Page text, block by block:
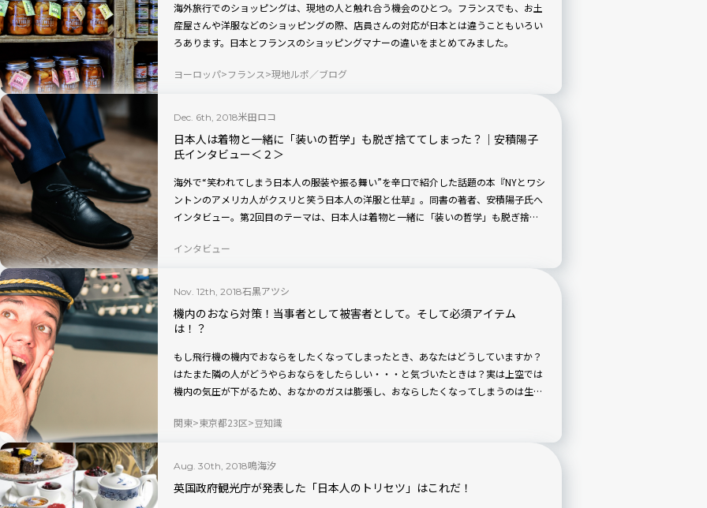
海外旅行でのショッピングは、現地の人と触れ合う機会のひとつ。フランスでも、お土
産屋さんや洋服などのショッピングの際、店員さんの対応が日本とは違うこともいろい
ろあります。日本とフランスのショッピングマナーの違いをまとめてみました。
ヨーロッパ フランス 現地ルポ／ブログ
Dec. 6th, 2018米田ロコ
日本人は着物と一緒に「装いの哲学」も脱ぎ捨ててしまった？｜安積陽子
氏インタビュー＜２＞
海外で“笑われてしまう日本人の服装や振る舞い”を辛口で紹介した話題の本『NYとワシ
ントンのアメリカ人がクスリと笑う日本人の洋服と仕草』。同書の著者、安積陽子氏へ
インタビュー。第2回目のテーマは、日本人は着物と一緒に「装いの哲学」も脱ぎ捨て
インタビュー
Nov. 12th, 2018石黒アツシ
機内のおなら対策！当事者として被害者として。そして必須アイテム
は！？
もし飛行機の機内でおならをしたくなってしまったとき、あなたはどうしていますか？
はたまた隣の人がどうやらおならをしたらしい・・・と気づいたときは？実は上空では
機内の気圧が下がるため、おなかのガスは膨張し、おならしたくなってしまうのは生理
関東 東京都23区 豆知識
Aug. 30th, 2018鳴海汐
英国政府観光庁が発表した「日本人のトリセツ」はこれだ！